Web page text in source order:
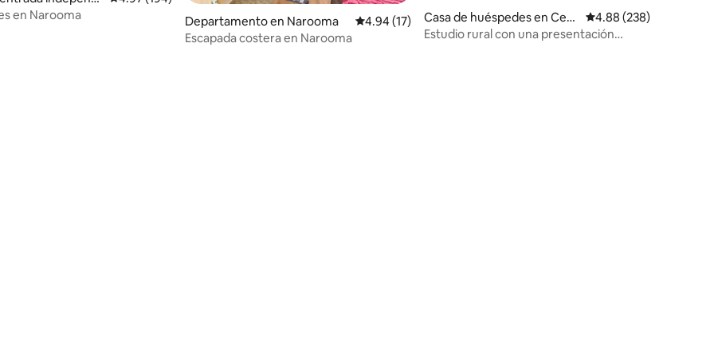
en Narooma
Departamento en Narooma Calificación promedio: 4.94 de 5; 17 evaluaciones
4.94 (17)
Escapada costera en Narooma
Casa de huéspedes en Cent
ral Tilba
Calificación promedio:
4.88 (238)
Estudio rural con una presentación